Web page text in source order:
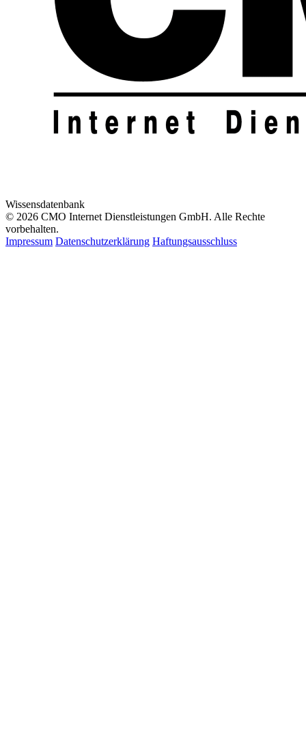
Wissensdatenbank
© 2026 CMO Internet Dienstleistungen GmbH. Alle Rechte
vorbehalten.
Impressum Datenschutzerklärung Haftungsausschluss